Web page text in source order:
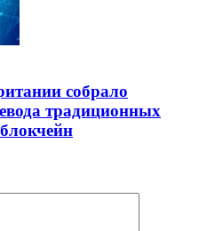
собрало
традиционных